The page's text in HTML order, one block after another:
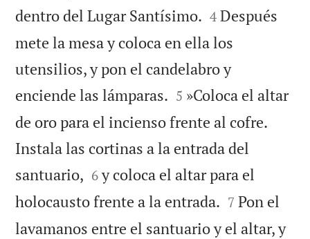
dentro del Lugar Santísimo. 

4 Después
mete la mesa y coloca en ella los
utensilios, y pon el candelabro y
enciende las lámparas. 

5 »Coloca el altar
de oro para el incienso frente al cofre.
Instala las cortinas a la entrada del
santuario, 

6 y coloca el altar para el
holocausto frente a la entrada. 

7 Pon el
lavamanos entre el santuario y el altar, y